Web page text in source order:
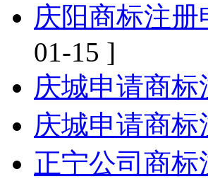
庆阳商标注
01-15 ]
庆城申请商
庆城申请商
正宁公司商